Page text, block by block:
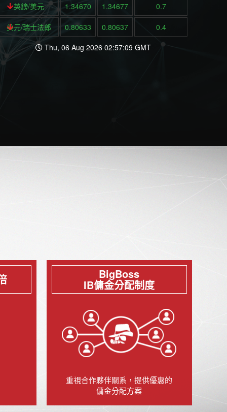
英鎊/美元 1.34670 1.34677 0.7
美元/瑞士法郎 0.80633 0.80637
0.4
Thu, 06 Aug 2026 02:57:09 GMT
BigBoss
IB傭金分配制度
重視合作夥伴關系，提供優惠的
傭金分配方案